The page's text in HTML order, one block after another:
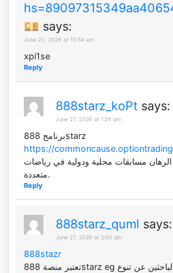
💴 says:
June 23, 2026 at 10:54 am
xpi1se
Reply
888starz_koPt says:
June 27, 2026 at 1:29 pm
برنامج 888starz
https://
مسابقات محلية ودولية في رياضات
متعددة.
Reply
888starz_quml says:
June 27, 2026 at 2:00 pm
888stazr
تعتبر منصة 888starz eg وجهة مميزة للاعبين الباحثين عن تنوع